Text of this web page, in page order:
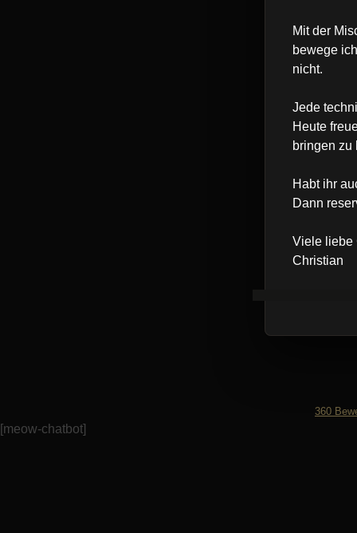
Mit der
bewege
nicht.
Jede
Heute
bringen zu
Habt ihr
Dann
Viele liebe
Christian
360
[meow-chatbot]